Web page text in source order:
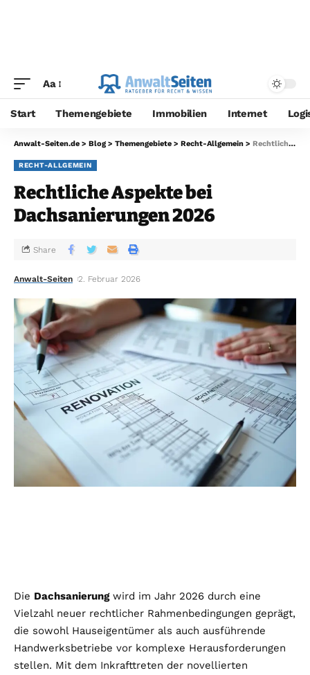
Aa
Start Themengebiete Immobilien Internet
Anwalt-Seiten.de > Blog > Themengebiete > Recht-Allgemein > Rechtliche Aspekte bei Dachsanierungen 2026
RECHT-ALLGEMEIN
Rechtliche Aspekte bei
Dachsanierungen 2026
Anwalt-Seiten 2. Februar 2026
Share
Die Dachsanierungwird im Jahr 2026 durch eine
Vielzahl neuer rechtlicher Rahmenbedingungen geprägt,
die sowohl Hauseigentümer als auch ausführende
Handwerksbetriebe vor komplexe Herausforderungen
stellen. Mit dem Inkrafttreten der novellierten